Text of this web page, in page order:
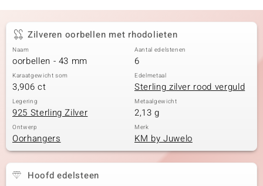
Zilveren oorbellen met rhodolieten
Naam
oorbellen - 43 mm
Aantal edelstenen
6
Karaatgewicht som
3,906 ct
Edelmetaal
Sterling zilver rood verguld
Legering
925 Sterling Zilver
Metaalgewicht
2,13 g
Ontwerp
Oorhangers
Merk
KM by Juwelo
Hoofd edelsteen